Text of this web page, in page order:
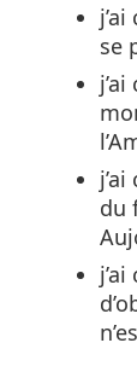
se
du